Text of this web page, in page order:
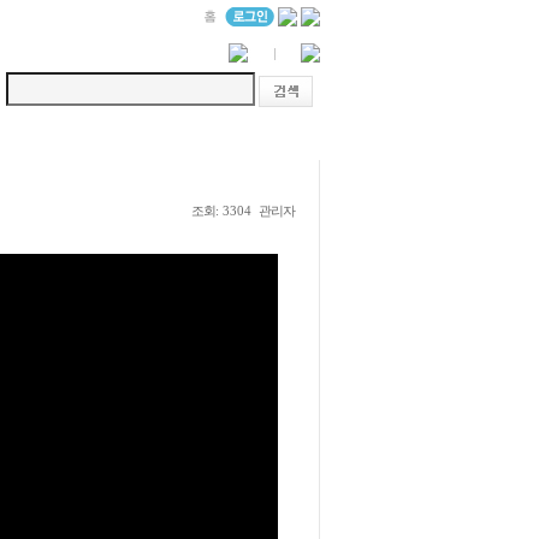
조회: 3304 관리자